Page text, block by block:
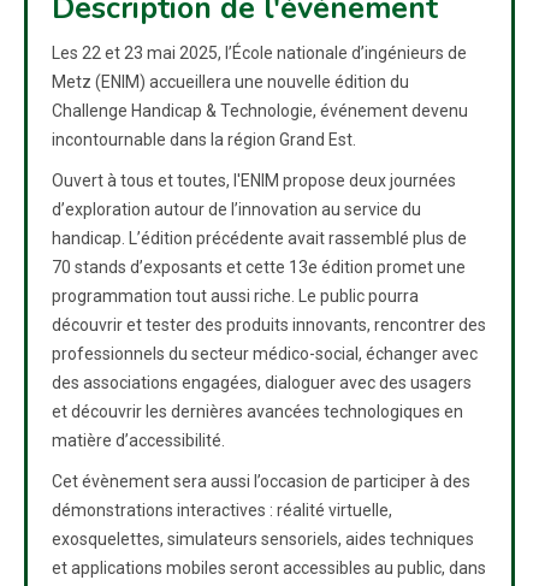
Description de l'événement
Les 22 et 23 mai 2025, l’École nationale d’ingénieurs de
Metz (ENIM) accueillera une nouvelle édition du
Challenge Handicap & Technologie, événement devenu
incontournable dans la région Grand Est.
Ouvert à tous et toutes, l'ENIM propose deux journées
d’exploration autour de l’innovation au service du
handicap. L’édition précédente avait rassemblé plus de
70 stands d’exposants et cette 13e édition promet une
programmation tout aussi riche. Le public pourra
découvrir et tester des produits innovants, rencontrer des
professionnels du secteur médico-social, échanger avec
des associations engagées, dialoguer avec des usagers
et découvrir les dernières avancées technologiques en
matière d’accessibilité.
Cet évènement sera aussi l’occasion de participer à des
démonstrations interactives : réalité virtuelle,
exosquelettes, simulateurs sensoriels, aides techniques
et applications mobiles seront accessibles au public, dans